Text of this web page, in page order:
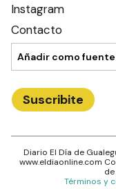
Instagram
Contacto
Añadir como fuente
Suscribite
Diario El Día de
www.eldiaonline.com
de
Términos y